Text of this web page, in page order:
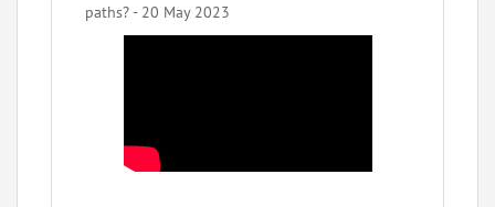
paths? - 20 May 2023